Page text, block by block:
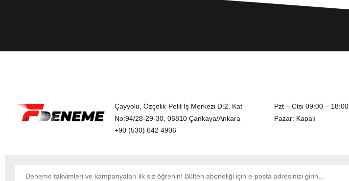
Çayyolu, Özçelik-Pelit İş Merkezi D:2. Kat
No:94/28-29-30, 06810 Çankaya/Ankara
+90 (530) 642 4906
Pzt – Ctsi 09:00 – 18:00
Pazar: Kapalı